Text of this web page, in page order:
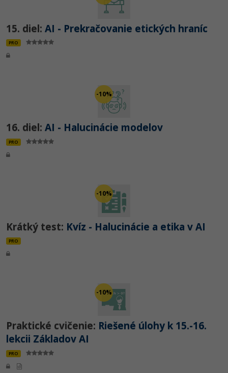
15. diel: AI - Prekračovanie etických hraníc
PRO
-10%
16. diel: AI - Halucinácie modelov
PRO
-10%
Krátký test: Kvíz - Halucinácie a etika v AI
PRO
-10%
Praktické cvičenie: Riešené úlohy k 15.-16.
lekcii Základov AI
PRO